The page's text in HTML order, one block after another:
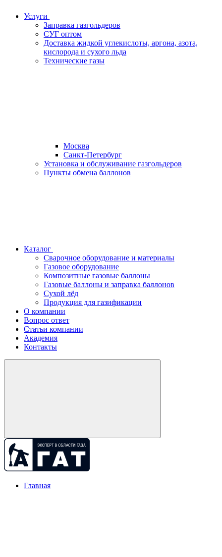
Услуги
Заправка газгольдеров
СУГ оптом
Доставка жидкой углекислоты, аргона, азота,
кислорода и сухого льда
Технические газы
Москва
Санкт-Петербург
Установка и обслуживание газгольдеров
Пункты обмена баллонов
Каталог
Сварочное оборудование и материалы
Газовое оборудование
Композитные газовые баллоны
Газовые баллоны и заправка баллонов
Сухой лёд
Продукция для газификации
О компании
Вопрос ответ
Статьи компании
Академия
Контакты
Главная